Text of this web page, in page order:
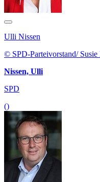
Ulli Nissen
© SPD-Parteivorstand/
Nissen, Ulli
SPD
()